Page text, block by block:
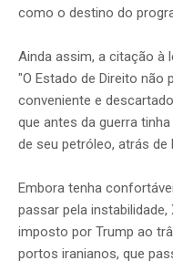
como o destino do
Ainda assim, a citação à
"O Estado de Direito não
conveniente e
que antes da guerra
de seu petróleo, atrás de
Embora tenha
passar pela
imposto por Trump ao
portos iranianos, que